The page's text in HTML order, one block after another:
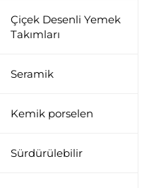
Çiçek Desenli Yemek
Takımları
Seramik
Kemik porselen
Sürdürülebilir